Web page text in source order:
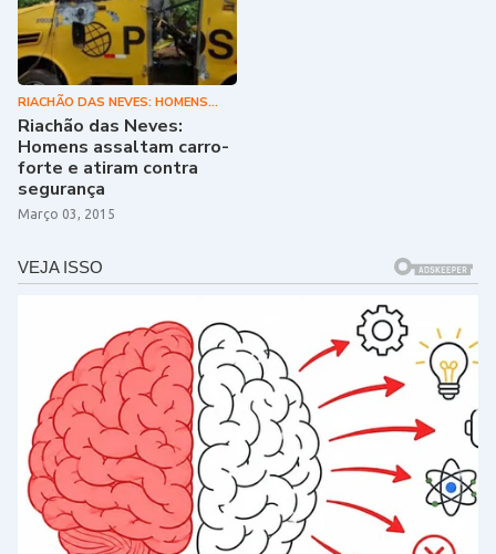
RIACHÃO DAS NEVES: HOMENS
ASSALTAM CARRO-FORTE E
ATIRAM CONTRA SEGURANÇA
Riachão das Neves:
Homens assaltam carro-
forte e atiram contra
segurança
Março 03, 2015